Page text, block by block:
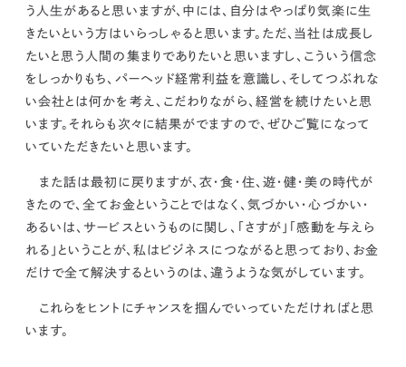
う人生があると思いますが、中には、自分はやっぱり気楽に生
きたいという方はいらっしゃると思います。ただ、当社は成長し
たいと思う人間の集まりでありたいと思いますし、こういう信念
をしっかりもち、パーヘッド経常利益を意識し、そしてつぶれな
い会社とは何かを考え、こだわりながら、経営を続けたいと思
います。それらも次々に結果がでますので、ぜひご覧になって
いていただきたいと思います。
また話は最初に戻りますが、衣・食・住、遊・健・美の時代が
きたので、全てお金ということではなく、 気づかい・心づかい・
あるいは、サービスというものに関し、「さすが」「感動を与えら
れる」ということが、私はビジネスにつながると思っており、お金
だけで全て解決するというのは、違うような気がしています。
これらをヒントにチャンスを掴んでいっていただければと思
います。